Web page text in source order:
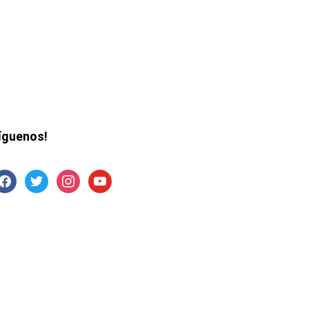
twitter instagramyoutube